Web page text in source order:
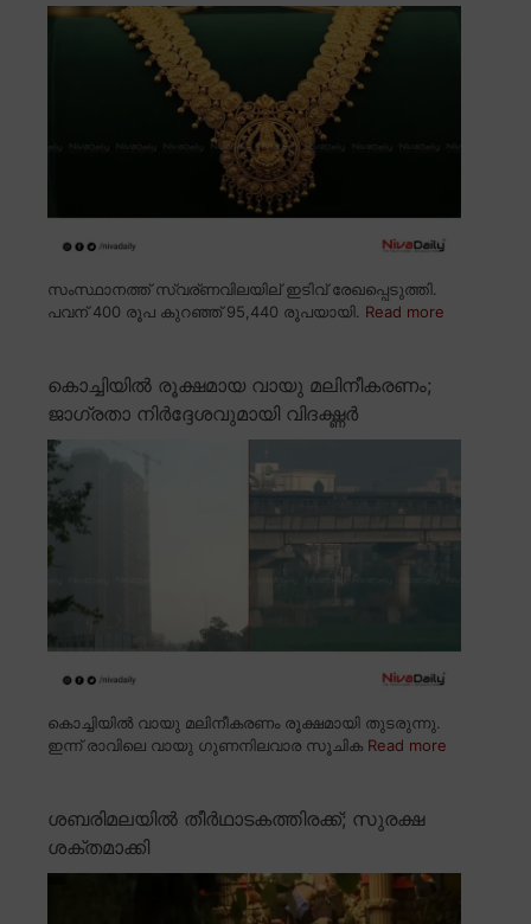
സംസ്ഥാനത്ത് സ്വര്ണവിലയില് ഇടിവ് രേഖപ്പെടുത്തി.
പവന് 400 രൂപ കുറഞ്ഞ് 95,440 രൂപയായി. Read more
കൊച്ചിയിൽ രൂക്ഷമായ വായു മലിനീകരണം;
ജാഗ്രതാ നിർദ്ദേശവുമായി വിദഗ്ദ്ധർ
കൊച്ചിയിൽ വായു മലിനീകരണം രൂക്ഷമായി തുടരുന്നു.
ഇന്ന് രാവിലെ വായു ഗുണനിലവാര സൂചിക Read more
ശബരിമലയിൽ തീർഥാടകത്തിരക്ക്; സുരക്ഷ
ശക്തമാക്കി